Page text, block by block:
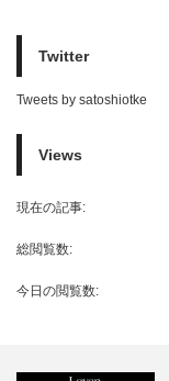
Twitter
Tweets by satoshiotke
Views
現在の記事:
総閲覧数:
今日の閲覧数: